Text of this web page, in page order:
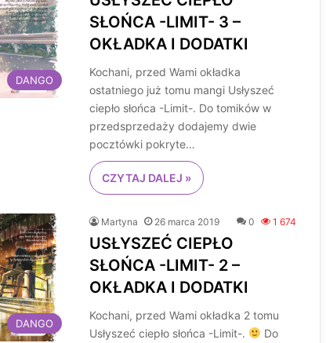
DANGO
SŁOŃCA -LIMIT- 3 –
OKŁADKA I DODATKI
Kochani, przed Wami okładka
ostatniego już tomu mangi Usłyszeć
ciepło słońca -Limit-. Do tomików w
przedsprzedaży dodajemy dwie
pocztówki pokryte…
CZYTAJ DALEJ »
DANGO
Martyna 26 marca 2019 0 1 674
USŁYSZEĆ CIEPŁO
SŁOŃCA -LIMIT- 2 –
OKŁADKA I DODATKI
Kochani, przed Wami okładka 2 tomu
Usłyszeć ciepło słońca -Limit-.
Do